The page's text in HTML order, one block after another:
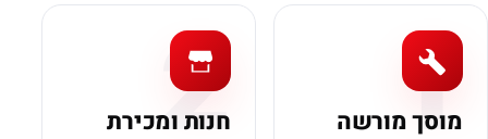
1
מוסך מורשה 2
חנות ומכירת